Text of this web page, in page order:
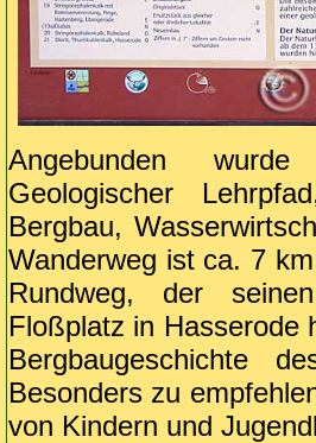
Angebunden
Geologischer
Bergbau,
Wanderweg ist ca. 7
Rundweg, der
Floßplatz in Hasserode
Bergbaugeschichte
Besonders zu
von Kindern und